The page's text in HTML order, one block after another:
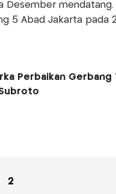
Desember
5 Abad Jakarta pada
Perbaikan
2